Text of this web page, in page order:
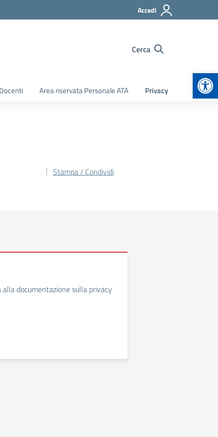
Accedi
Cerca
Area riservata Personale ATA Privacy
Stampa / Condividi
alla documentazione sulla privacy